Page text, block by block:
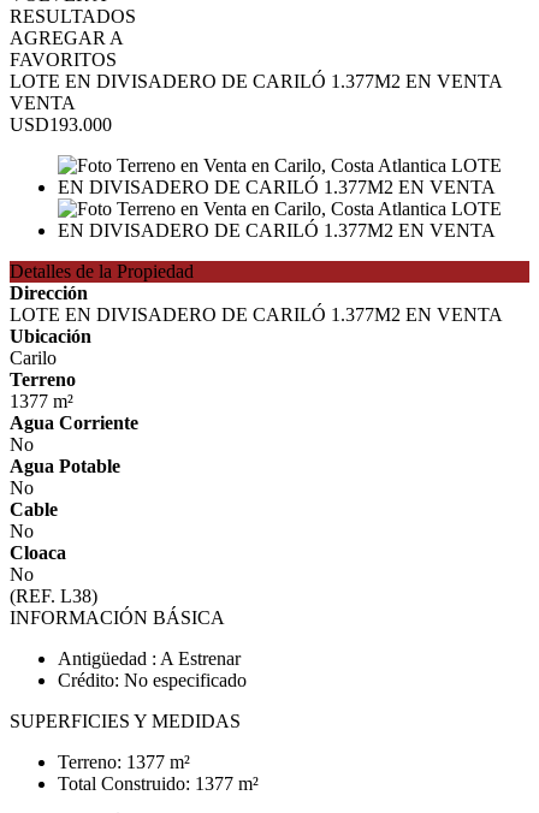
RESULTADOS
AGREGAR A
FAVORITOS
LOTE EN DIVISADERO DE CARILÓ 1.377M2 EN VENTA
VENTA
USD193.000
Detalles de la Propiedad
Dirección
LOTE EN DIVISADERO DE CARILÓ 1.377M2 EN VENTA
Ubicación
Carilo
Terreno
1377 m²
Agua Corriente
No
Agua Potable
No
Cable
No
Cloaca
No
(REF. L38)
INFORMACIÓN BÁSICA
Antigüedad : A Estrenar
Crédito: No especificado
SUPERFICIES Y MEDIDAS
Terreno: 1377 m²
Total Construido: 1377 m²